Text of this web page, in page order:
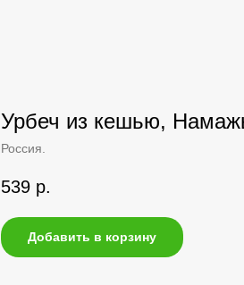
Урбеч из кешью,
Россия.
539 р.
Добавить в корзину